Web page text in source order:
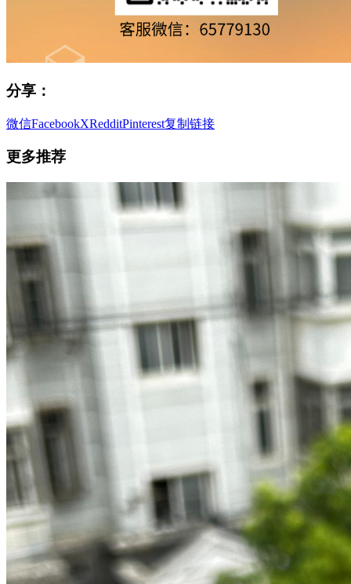
分享：
微信FacebookXRedditPinterest复制链接
更多推荐